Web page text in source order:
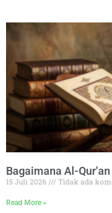
Bagaimana Al-
15 Juli 2026 Tidak ada
Read More »